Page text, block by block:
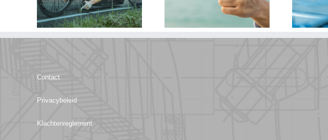
hulp van
Bewegingsvisie
tevreden!
Contact
Privacybeleid
Klachtenreglement